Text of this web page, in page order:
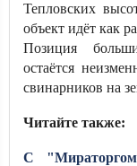
Тепловских
объект идёт как
Позиция
остаётся
свинарников на
Читайте также:
С